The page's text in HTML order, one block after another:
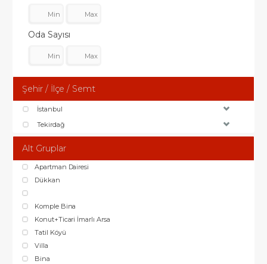
Oda Sayısı
Şehir / İlçe / Semt
İstanbul
Tekirdağ
Alt Gruplar
Apartman Dairesi
Dükkan
Komple Bina
Konut+Ticari İmarlı Arsa
Tatil Köyü
Villa
Bina